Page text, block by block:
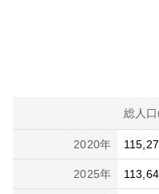
総人
2020年
2025年